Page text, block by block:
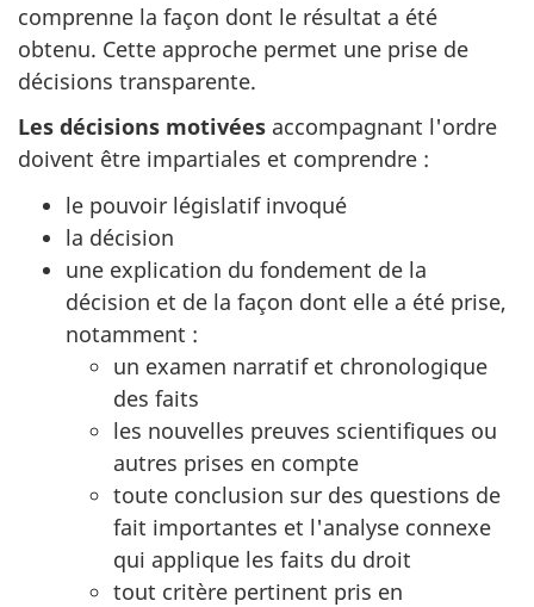
comprenne la façon dont le résultat a été
obtenu. Cette approche permet une prise de
décisions transparente.
Les décisions motivées accompagnant l'ordre
doivent être impartiales et comprendre :
le pouvoir législatif invoqué
la décision
une explication du fondement de la
décision et de la façon dont elle a été prise,
notamment :
un examen narratif et chronologique
des faits
les nouvelles preuves scientifiques ou
autres prises en compte
toute conclusion sur des questions de
fait importantes et l'analyse connexe
qui applique les faits du droit
tout critère pertinent pris en